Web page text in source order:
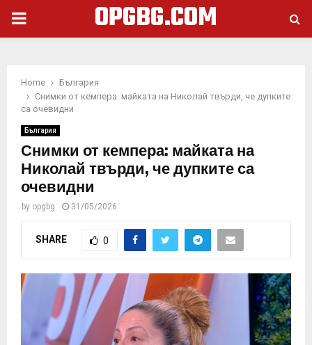
PRIMARY
OPGBG.COM
Home
България
Снимки от кемпера: майката на Николай твърди, че дупките
са очевидни
България
Снимки от кемпера: майката на
Николай твърди, че дупките са
очевидни
by opgbg 31/05/2026
SHARE 0